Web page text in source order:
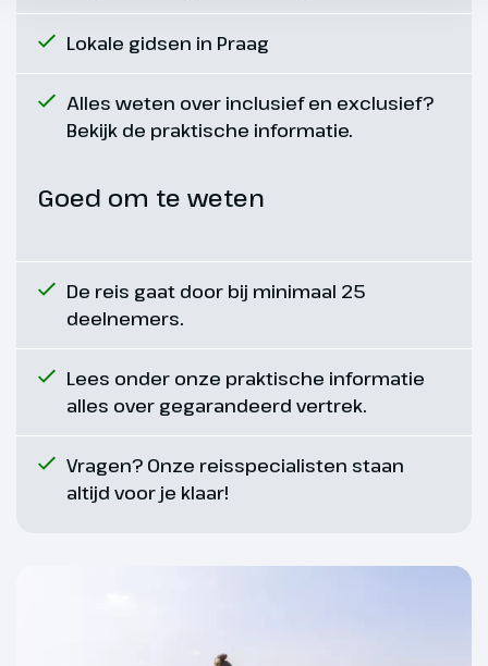
Dag 6
Naar huis
Het is al weer tijd om naar
afscheidsdiner voor je klaar
staat.
Lokale gidsen in Praag
Alles weten over inclusief en exclusief?
Bekijk de praktische informatie.
Goed om te weten
De reis gaat door bij minimaal 25
deelnemers.
Lees onder onze praktische informatie
alles over gegarandeerd vertrek.
Vragen? Onze reisspecialisten staan
altijd voor je klaar!